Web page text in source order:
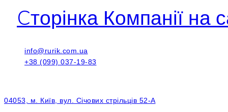
Cторінка Компанії на
info@rurik.com.ua
+38 (099) 037-19-83
04053, м. Київ, вул. Січових стрільців 52-А